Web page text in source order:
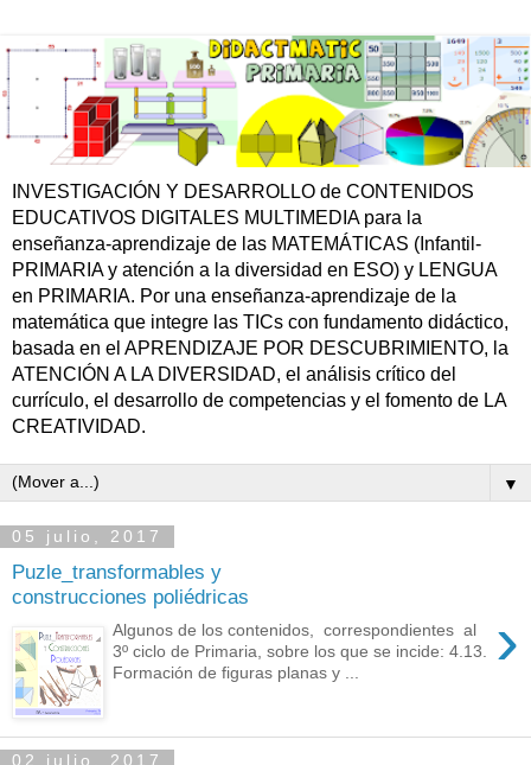
INVESTIGACIÓN Y DESARROLLO de CONTENIDOS
EDUCATIVOS DIGITALES MULTIMEDIA para la
enseñanza-aprendizaje de las MATEMÁTICAS (Infantil-
PRIMARIA y atención a la diversidad en ESO) y LENGUA
en PRIMARIA. Por una enseñanza-aprendizaje de la
matemática que integre las TICs con fundamento didáctico,
basada en el APRENDIZAJE POR DESCUBRIMIENTO, la
ATENCIÓN A LA DIVERSIDAD, el análisis crítico del
currículo, el desarrollo de competencias y el fomento de LA
CREATIVIDAD.
▼
05 julio, 2017
Puzle_transformables y
construcciones poliédricas
›
Algunos de los contenidos, correspondientes al
3º ciclo de Primaria, sobre los que se incide: 4.13.
Formación de figuras planas y ...